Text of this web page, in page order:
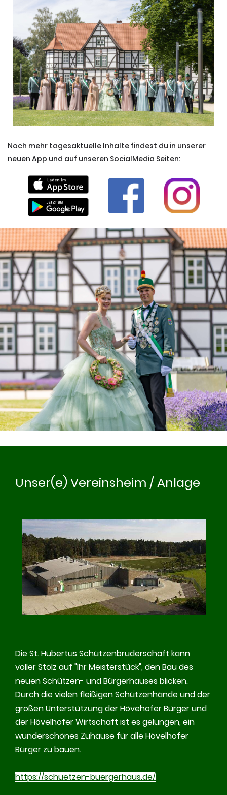
Noch mehr tagesaktuelle Inhalte findest du in unserer
neuen App und auf unseren SocialMedia Seiten:
Unser(e) Vereinsheim / Anlage
Die St. Hubertus Schützenbruderschaft kann
voller Stolz auf "Ihr Meisterstück", den Bau des
neuen Schützen- und Bürgerhauses blicken.
Durch die vielen fleißigen Schützenhände und der
großen Unterstützung der Hövehofer Bürger und
der Hövelhofer Wirtschaft ist es gelungen, ein
wunderschönes Zuhause für alle Hövelhofer
Bürger zu bauen.
https://schuetzen-buergerhaus.de/